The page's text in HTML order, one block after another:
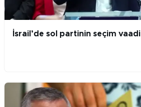
İsrail’de sol partinin seçim vaadi